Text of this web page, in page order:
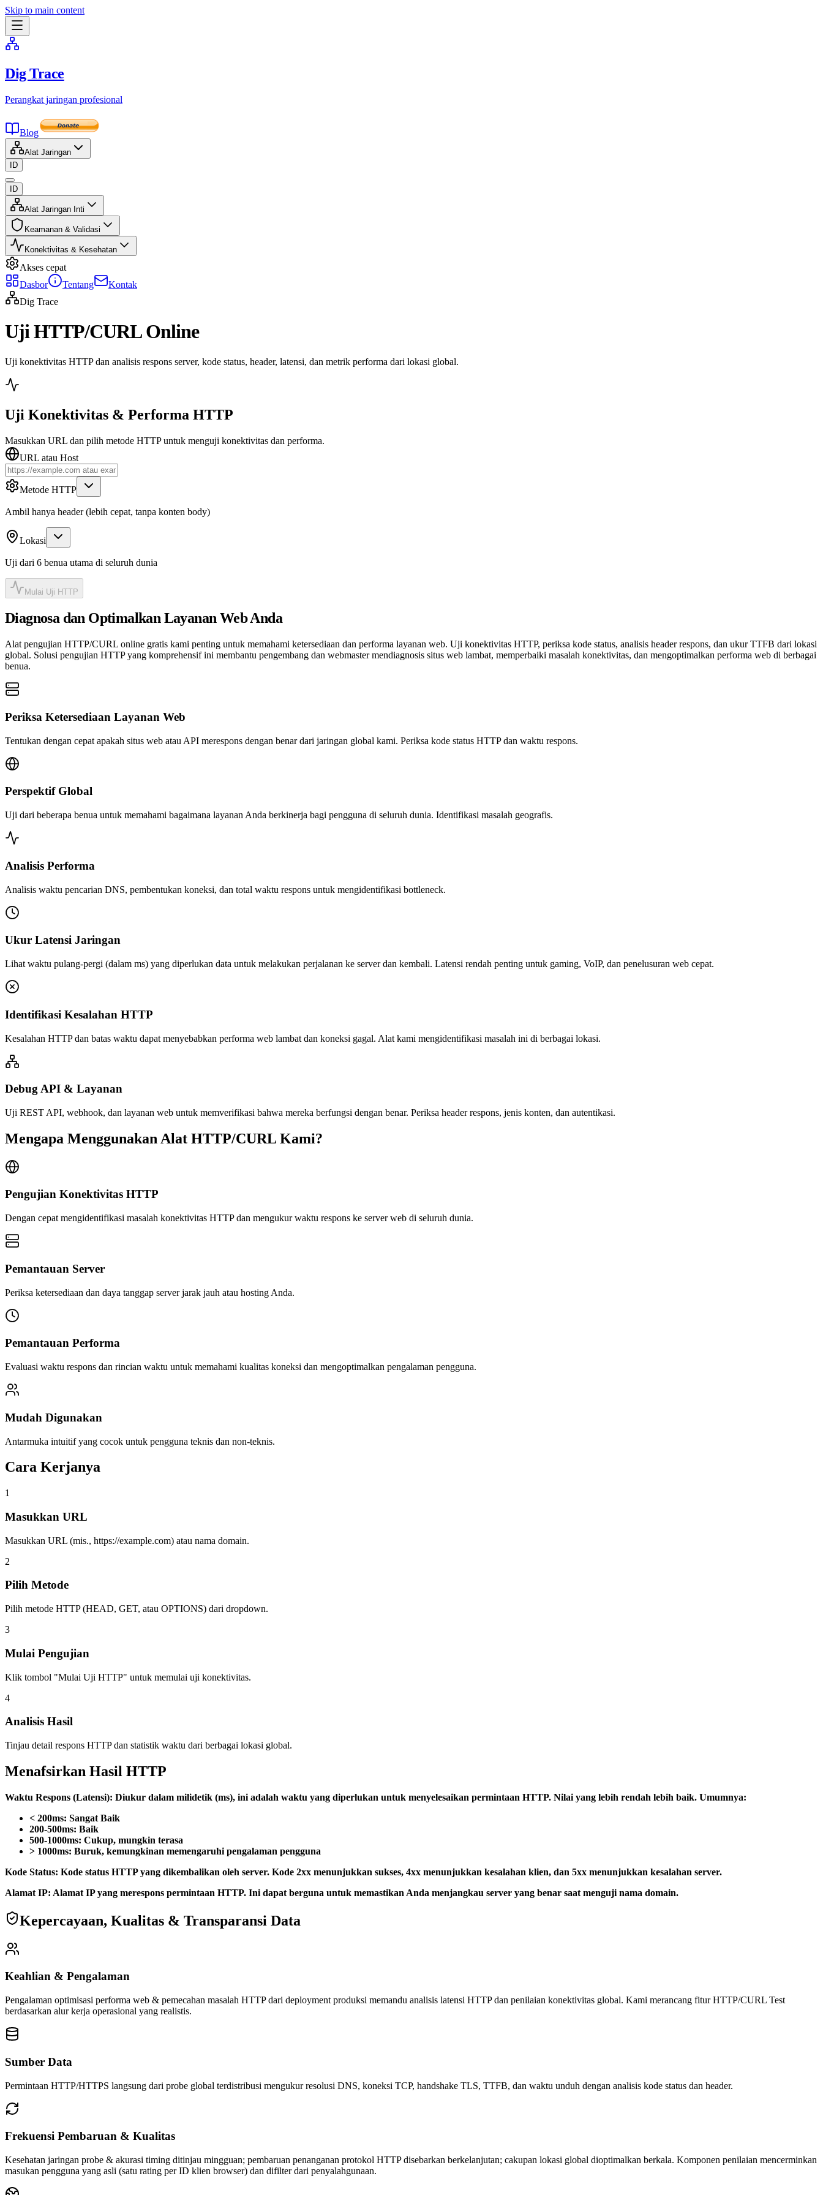
Skip to main content
Dig Trace
Perangkat jaringan profesional
Blog
Alat Jaringan
ID
ID
Alat Jaringan Inti
Keamanan & Validasi
Konektivitas & Kesehatan
Akses cepat
Dasbor
Tentang
Kontak
Dig Trace
Uji HTTP/CURL Online
Uji konektivitas HTTP dan analisis respons server, kode status, header, latensi, dan metrik performa dari lokasi global.
Uji Konektivitas & Performa HTTP
Masukkan URL dan pilih metode HTTP untuk menguji konektivitas dan performa.
URL atau Host
Metode HTTP
Ambil hanya header (lebih cepat, tanpa konten body)
Lokasi
Uji dari 6 benua utama di seluruh dunia
Mulai Uji HTTP
Diagnosa dan Optimalkan Layanan Web Anda
Alat pengujian HTTP/CURL online gratis kami penting untuk memahami ketersediaan dan performa layanan web. Uji konektivitas HTTP, periksa kode status, analisis header respons, dan ukur TTFB dari lokasi
global. Solusi pengujian HTTP yang komprehensif ini membantu pengembang dan webmaster mendiagnosis situs web lambat, memperbaiki masalah konektivitas, dan mengoptimalkan performa web di berbagai
benua.
Periksa Ketersediaan Layanan Web
Tentukan dengan cepat apakah situs web atau API merespons dengan benar dari jaringan global kami. Periksa kode status HTTP dan waktu respons.
Perspektif Global
Uji dari beberapa benua untuk memahami bagaimana layanan Anda berkinerja bagi pengguna di seluruh dunia. Identifikasi masalah geografis.
Analisis Performa
Analisis waktu pencarian DNS, pembentukan koneksi, dan total waktu respons untuk mengidentifikasi bottleneck.
Ukur Latensi Jaringan
Lihat waktu pulang-pergi (dalam ms) yang diperlukan data untuk melakukan perjalanan ke server dan kembali. Latensi rendah penting untuk gaming, VoIP, dan penelusuran web cepat.
Identifikasi Kesalahan HTTP
Kesalahan HTTP dan batas waktu dapat menyebabkan performa web lambat dan koneksi gagal. Alat kami mengidentifikasi masalah ini di berbagai lokasi.
Debug API & Layanan
Uji REST API, webhook, dan layanan web untuk memverifikasi bahwa mereka berfungsi dengan benar. Periksa header respons, jenis konten, dan autentikasi.
Mengapa Menggunakan Alat HTTP/CURL Kami?
Pengujian Konektivitas HTTP
Dengan cepat mengidentifikasi masalah konektivitas HTTP dan mengukur waktu respons ke server web di seluruh dunia.
Pemantauan Server
Periksa ketersediaan dan daya tanggap server jarak jauh atau hosting Anda.
Pemantauan Performa
Evaluasi waktu respons dan rincian waktu untuk memahami kualitas koneksi dan mengoptimalkan pengalaman pengguna.
Mudah Digunakan
Antarmuka intuitif yang cocok untuk pengguna teknis dan non-teknis.
Cara Kerjanya
1
Masukkan URL
Masukkan URL (mis., https://example.com) atau nama domain.
2
Pilih Metode
Pilih metode HTTP (HEAD, GET, atau OPTIONS) dari dropdown.
3
Mulai Pengujian
Klik tombol "Mulai Uji HTTP" untuk memulai uji konektivitas.
4
Analisis Hasil
Tinjau detail respons HTTP dan statistik waktu dari berbagai lokasi global.
Menafsirkan Hasil HTTP
Waktu Respons (Latensi): Diukur dalam milidetik (ms), ini adalah waktu yang diperlukan untuk menyelesaikan permintaan HTTP. Nilai yang lebih rendah lebih baik. Umumnya:
< 200ms: Sangat Baik
200-500ms: Baik
500-1000ms: Cukup, mungkin terasa
> 1000ms: Buruk, kemungkinan memengaruhi pengalaman pengguna
Kode Status: Kode status HTTP yang dikembalikan oleh server. Kode 2xx menunjukkan sukses, 4xx menunjukkan kesalahan klien, dan 5xx menunjukkan kesalahan server.
Alamat IP: Alamat IP yang merespons permintaan HTTP. Ini dapat berguna untuk memastikan Anda menjangkau server yang benar saat menguji nama domain.
Kepercayaan, Kualitas & Transparansi Data
Keahlian & Pengalaman
Pengalaman optimisasi performa web & pemecahan masalah HTTP dari deployment produksi memandu analisis latensi HTTP dan penilaian konektivitas global. Kami merancang fitur HTTP/CURL Test
berdasarkan alur kerja operasional yang realistis.
Sumber Data
Permintaan HTTP/HTTPS langsung dari probe global terdistribusi mengukur resolusi DNS, koneksi TCP, handshake TLS, TTFB, dan waktu unduh dengan analisis kode status dan header.
Frekuensi Pembaruan & Kualitas
Kesehatan jaringan probe & akurasi timing ditinjau mingguan; pembaruan penanganan protokol HTTP disebarkan berkelanjutan; cakupan lokasi global dioptimalkan berkala. Komponen penilaian mencerminkan
masukan pengguna yang asli (satu rating per ID klien browser) dan difilter dari penyalahgunaan.